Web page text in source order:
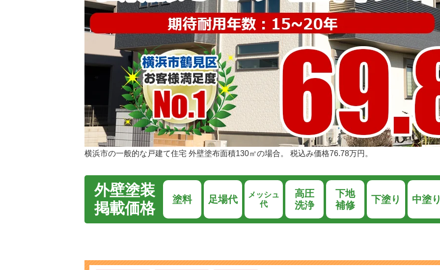
横浜市の一般的な戸建て住宅 外壁塗布面積130㎡の場合。 税込み価格76.78万円。
外壁塗装
掲載価格
塗料 足場代
メッシュ
代
高圧
洗浄
下地
補修
下塗り 中塗